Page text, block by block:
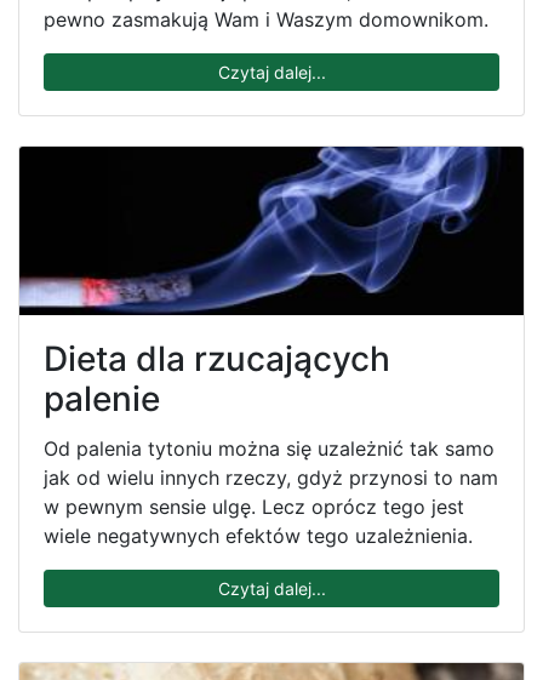
pewno zasmakują Wam i Waszym domownikom.
Czytaj dalej...
Dieta dla rzucających
palenie
Od palenia tytoniu można się uzależnić tak samo
jak od wielu innych rzeczy, gdyż przynosi to nam
w pewnym sensie ulgę. Lecz oprócz tego jest
wiele negatywnych efektów tego uzależnienia.
Czytaj dalej...